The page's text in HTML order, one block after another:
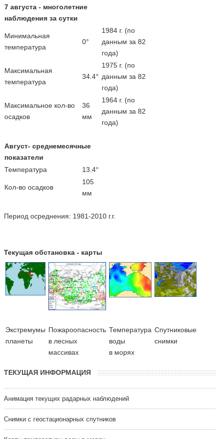
7 августа - многолетние
наблюдения за сутки
Минимальная
температура
0°
1984 г. (по
данным за 82
года)
Максимальная
температура
34.4°
1975 г. (по
данным за 82
года)
Максимальное кол-во
осадков
36
мм
1964 г. (по
данным за 82
года)
Август- среднемесячные
показатели
Температура
13.4°
Кол-во осадков
105
мм
Период осреднения: 1981-2010 г.г.
Текущая обстановка - карты
Экстремумы
планеты
Пожароопасность
в лесных
массивах
Температура
воды
в морях
Cпутниковые
снимки
ТЕКУЩАЯ ИНФОРМАЦИЯ
Анимация текущих радарных наблюдений
Cнимки с геостационарных спутников